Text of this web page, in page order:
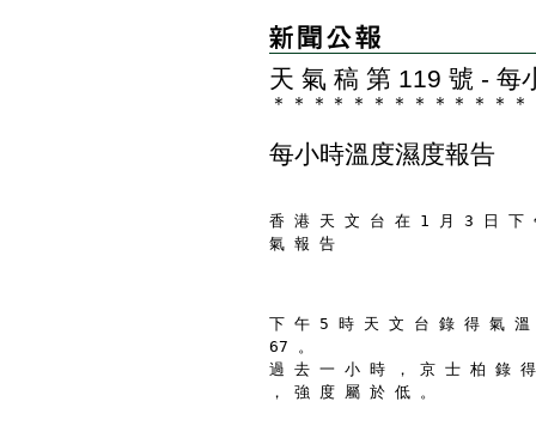
天 氣 稿 第 119 號 - 每
＊ ＊ ＊ ＊ ＊ ＊ ＊ ＊ ＊ ＊ ＊ ＊ ＊
每小時溫度濕度報告
香 港 天 文 台 在 1 月 3 日 下
氣 報 告
下 午 5 時 天 文 台 錄 得 氣
67 。
過 去 一 小 時 ， 京 士 柏 錄
， 強 度 屬 於 低 。